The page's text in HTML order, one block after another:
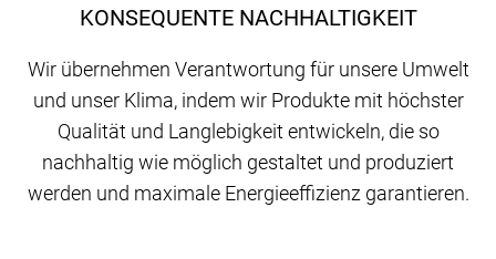
KONSEQUENTE NACHHALTIGKEIT
Wir übernehmen Verantwortung für unsere Umwelt
und unser Klima, indem wir Produkte mit höchster
Qualität und Langlebigkeit entwickeln, die so
nachhaltig wie möglich gestaltet und produziert
werden und maximale Energieeffizienz garantieren.